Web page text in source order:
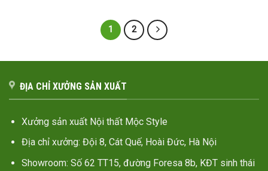
1 2
ĐỊA CHỈ XƯỞNG SẢN XUẤT
Xưởng sản xuất Nội thất Mộc Style
Địa chỉ xưởng: Đội 8, Cát Quế, Hoài Đức, Hà Nội
Showroom: Số 62 TT15, đường Foresa 8b, KĐT sinh thái